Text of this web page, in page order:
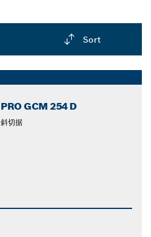
Sort
closed
PRO GCM 254 D
斜切据